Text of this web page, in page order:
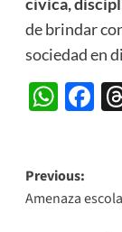
de brindar
sociedad en
Post
Previous:
Amenaza